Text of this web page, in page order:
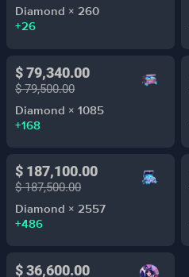
Diamond × 260
+26
$ 79,340.00
$ 79,500.00
Diamond × 1085
+168
$ 187,100.00
$ 187,500.00
Diamond × 2557
+486
$ 36,600.00